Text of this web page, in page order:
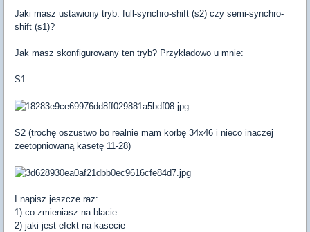
Jaki masz ustawiony tryb: full-synchro-shift (s2) czy semi-synchro-
shift (s1)?
Jak masz skonfigurowany ten tryb? Przykładowo u mnie:
S1
S2 (trochę oszustwo bo realnie mam korbę 34x46 i nieco inaczej
zeetopniowaną kasetę 11-28)
I napisz jeszcze raz:
1) co zmieniasz na blacie
2) jaki jest efekt na kasecie